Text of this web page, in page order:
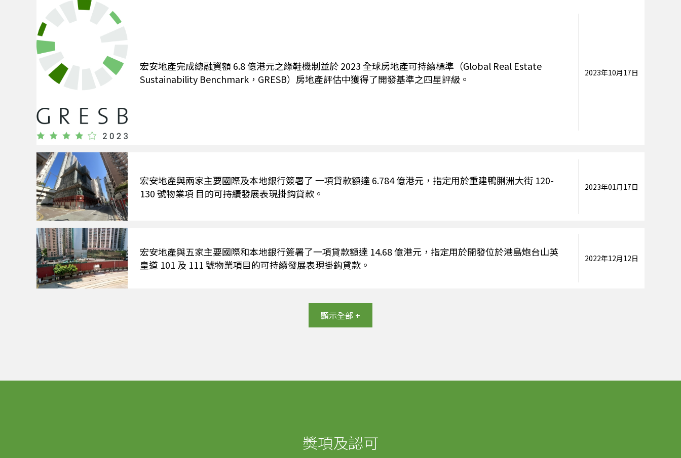
宏安地產完成總融資額 6.8 億港元之綠鞋機制並於 2023 全球房地產可持續標準（Global Real Estate
Sustainability Benchmark，GRESB）房地產評估中獲得了開發基準之四星評級。
2023年10月17日
宏安地產與兩家主要國際及本地銀行簽署了 一項貸款額達 6.784 億港元，指定用於重建鴨脷洲大街 120-
130 號物業項 目的可持續發展表現掛鈎貸款。
2023年01月17日
宏安地產與五家主要國際和本地銀行簽署了一項貸款額達 14.68 億港元，指定用於開發位於港島炮台山英
皇道 101 及 111 號物業項目的可持續發展表現掛鈎貸款。
2022年12月12日
顯示全部 +
獎項及認可